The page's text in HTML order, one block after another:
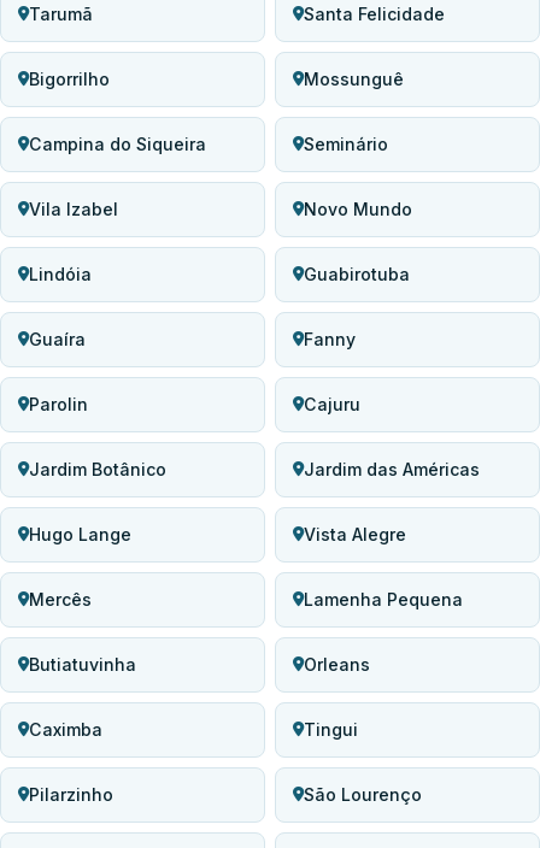
Tarumã Santa Felicidade
Bigorrilho Mossunguê
Campina do Siqueira Seminário
Vila Izabel Novo Mundo
Lindóia Guabirotuba
Guaíra Fanny
Parolin Cajuru
Jardim Botânico Jardim das Américas
Hugo Lange Vista Alegre
Mercês Lamenha Pequena
Butiatuvinha Orleans
Caximba Tingui
Pilarzinho São Lourenço